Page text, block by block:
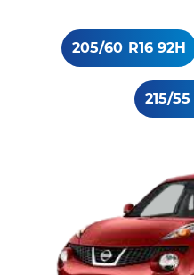
205/60 R16 92H
215/